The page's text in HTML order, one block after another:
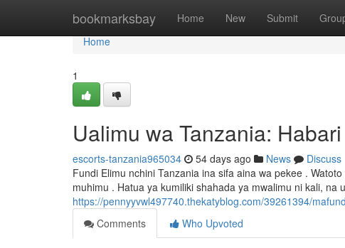
bookmarksbay Home New Submit
Home
Home
1
Ualimu wa Tanzania:
escorts-tanzania965034 54 days ago News
Discuss
Fundi Elimu nchini Tanzania ina sifa aina wa pekee .
muhimu . Hatua ya kumiliki shahada ya mwalimu ni kali, na
https://pennyyvwl497740.thekatyblog.com/39261394/
Comments
Who Upvoted